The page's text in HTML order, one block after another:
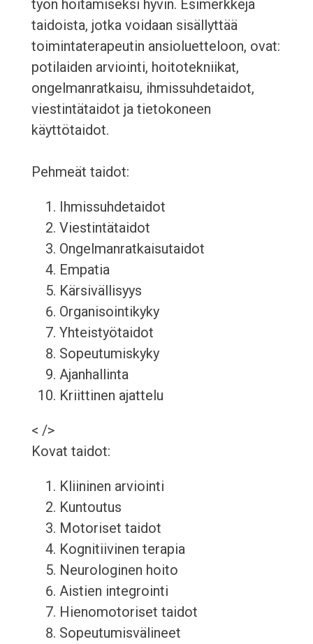
työn hoitamiseksi hyvin. Esimerkkejä
taidoista, jotka voidaan sisällyttää
toimintaterapeutin ansioluetteloon, ovat:
potilaiden arviointi, hoitotekniikat,
ongelmanratkaisu, ihmissuhdetaidot,
viestintätaidot ja tietokoneen
käyttötaidot.
Pehmeät taidot:
Ihmissuhdetaidot
Viestintätaidot
Ongelmanratkaisutaidot
Empatia
Kärsivällisyys
Organisointikyky
Yhteistyötaidot
Sopeutumiskyky
Ajanhallinta
Kriittinen ajattelu
< />
Kovat taidot:
Kliininen arviointi
Kuntoutus
Motoriset taidot
Kognitiivinen terapia
Neurologinen hoito
Aistien integrointi
Hienomotoriset taidot
Sopeutumisvälineet